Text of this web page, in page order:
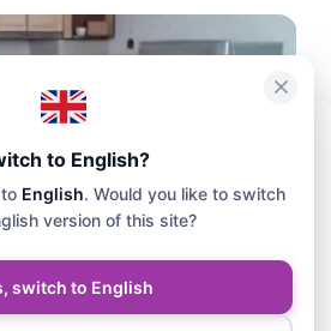
pohodlí, používáme technologie, jako jsou
a/nebo přístupu k informacím o vašem
nám umožní na tomto webu
prohlížení nebo jedinečné
Přijmout
to English?
English. Would you like to switch
version of this site?
switch to English